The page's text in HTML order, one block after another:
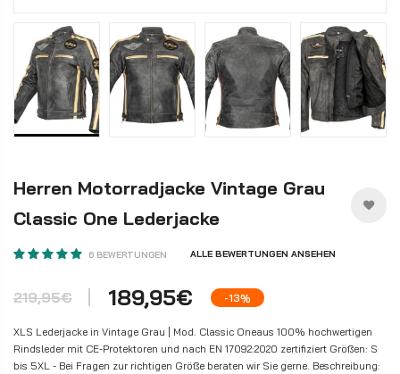
Herren Motorradjacke Vintage Grau
Classic One Lederjacke
6 BEWERTUNGEN ALLE BEWERTUNGEN ANSEHEN
219,95€ 189,95€ -13%
XLS Lederjacke in Vintage Grau | Mod. Classic Oneaus 100% hochwertigen
Rindsleder mit CE-Protektoren und nach EN 17092:2020 zertifiziert Größen: S
bis 5XL - Bei Fragen zur richtigen Größe beraten wir Sie gerne. Beschreibung: